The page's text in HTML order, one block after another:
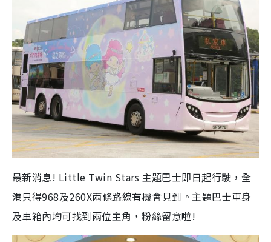
最新消息! Little Twin Stars 主題巴士即日起行駛，全
港只得968及260X兩條路線有機會見到。主題巴士車身
及車箱內均可找到兩位主角，粉絲留意啦!